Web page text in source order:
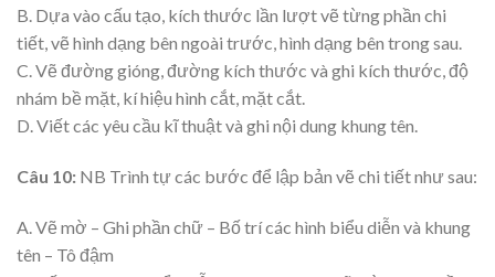
B. Dựa vào cấu tạo, kích thước lần lượt vẽ từng phần chi
tiết, vẽ hình dạng bên ngoài trước, hình dạng bên trong sau.
C. Vẽ đường gióng, đường kích thước và ghi kích thước, độ
nhám bề mặt, kí hiệu hình cắt, mặt cắt.
D. Viết các yêu cầu kĩ thuật và ghi nội dung khung tên.
Câu 10: NB Trình tự các bước để lập bản vẽ chi tiết như sau:
A. Vẽ mờ – Ghi phần chữ – Bố trí các hình biểu diễn và khung
tên – Tô đậm